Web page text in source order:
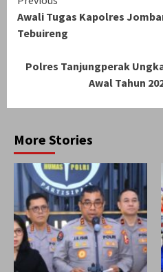
Reading
Awali Tugas Kapolres
Tebuireng
Polres Tanjungperak
Awal Tahun
More Stories